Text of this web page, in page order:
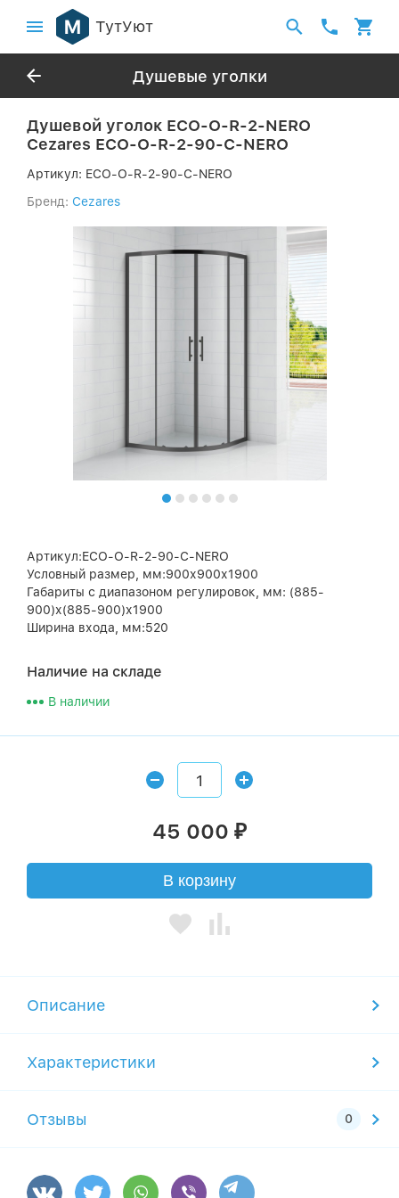
ТутУют
Душевые уголки
Душевой уголок ECO-O-R-2-NERO
Cezares ECO-O-R-2-90-C-NERO
Артикул: ECO-O-R-2-90-C-NERO
Бренд: Cezares
Артикул:ECO-O-R-2-90-C-NERO
Условный размер, мм:900х900х1900
Габариты с диапазоном регулировок, мм: (885-
900)х(885-900)х1900
Ширина входа, мм:520
Наличие на складе
В наличии
45 000 ₽
В корзину
Описание
Характеристики
Отзывы